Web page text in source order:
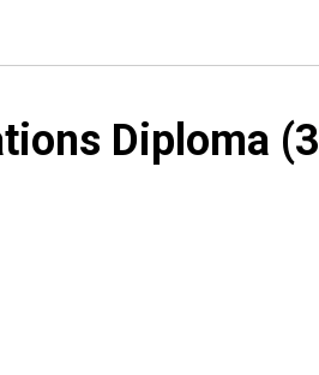
Diploma (3